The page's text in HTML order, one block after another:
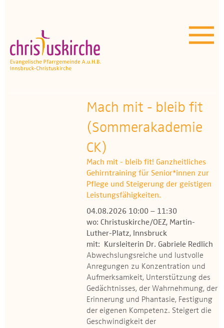
Unser Angebot
OEZ
Wissenswertes
Medien
Kontakt
Mach mit - bleib fit
(Sommerakademie
CK)
Mach mit - bleib fit! Ganzheitliches
Gehirntraining für Senior*innen zur
Pflege und Steigerung der geistigen
Leistungsfähigkeiten.
04.08.2026 10:00 – 11:30
wo: Christuskirche/OEZ, Martin-
Luther-Platz, Innsbruck
mit: Kursleiterin Dr. Gabriele Redlich
Abwechslungsreiche und lustvolle
Anregungen zu Konzentration und
Aufmerksamkeit, Unterstützung des
Gedächtnisses, der Wahrnehmung, der
Erinnerung und Phantasie, Festigung
der eigenen Kompetenz. Steigert die
Geschwindigkeit der